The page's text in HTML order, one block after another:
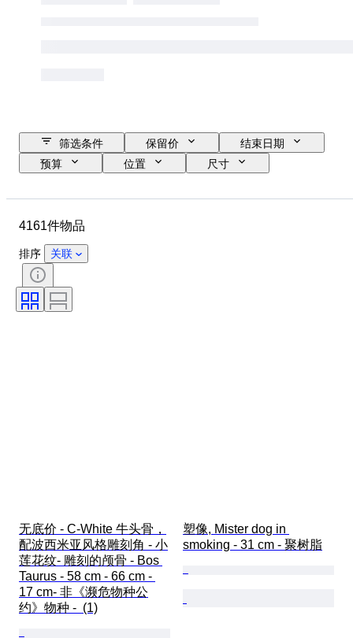
筛选条件 保留价
结束日期
预算
位置
尺寸
状态
款式
颜色
原创作品／复制品
生长风格
4161件物品
排序 关联
无底价 - C-White 牛头骨，
配波西米亚风格雕刻角 - 小
莲花纹- 雕刻的颅骨 - Bos
Taurus - 58 cm - 66 cm -
17 cm- 非《濒危物种公
约》物种 -  (1)
塑像, Mister dog in
smoking - 31 cm - 聚树脂